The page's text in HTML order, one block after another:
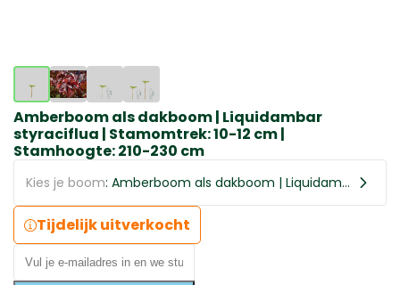
Amberboom als dakboom | Liquidambar
styraciflua | Stamomtrek: 10-12 cm |
Stamhoogte: 210-230 cm
Kies je boom : Amberboom als dakboom | Liquidambar styraciflua | Stamomtrek: 10-12 cm | Stamhoogte: 210-230 cm
Tijdelijk uitverkocht